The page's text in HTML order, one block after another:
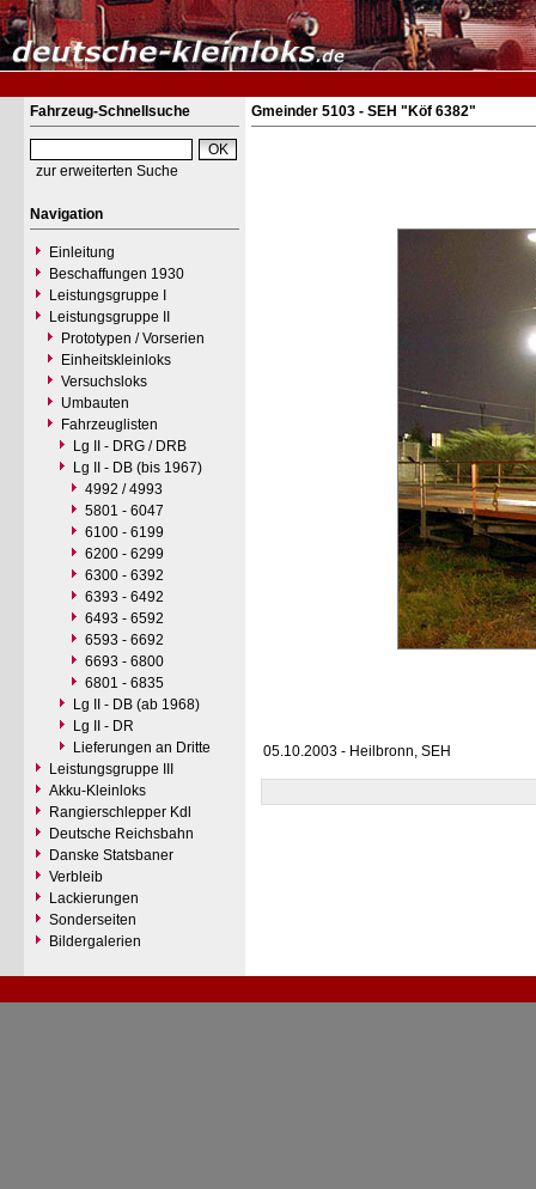
Fahrzeug-Schnellsuche
zur erweiterten Suche
Navigation
Einleitung
Beschaffungen 1930
Leistungsgruppe I
Leistungsgruppe II
Prototypen / Vorserien
Einheitskleinloks
Versuchsloks
Umbauten
Fahrzeuglisten
Lg II - DRG / DRB
Lg II - DB (bis 1967)
4992 / 4993
5801 - 6047
6100 - 6199
6200 - 6299
6300 - 6392
6393 - 6492
6493 - 6592
6593 - 6692
6693 - 6800
6801 - 6835
Lg II - DB (ab 1968)
Lg II - DR
Lieferungen an Dritte
Leistungsgruppe III
Akku-Kleinloks
Rangierschlepper Kdl
Deutsche Reichsbahn
Danske Statsbaner
Verbleib
Lackierungen
Sonderseiten
Bildergalerien
Gmeinder 5103 - SEH "Köf 6382"
05.10.2003 - Heilbronn, SEH